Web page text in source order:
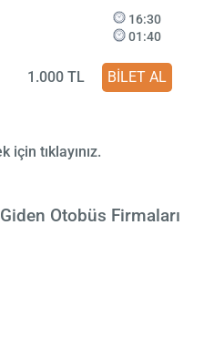
16:30
01:40
1.000 TL BİLET AL
için tıklayınız.
Otobüs Firmaları